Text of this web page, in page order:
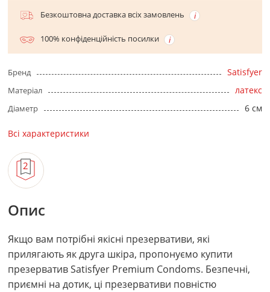
Безкоштовна доставка всіх замовлень
100% конфіденційність посилки
Бренд Satisfyer
Матеріал латекс
Діаметр 6 см
Всі характеристики
Опис
Якщо вам потрібні якісні презервативи, які
прилягають як друга шкіра, пропонуємо купити
презерватив Satisfyer Premium Condoms. Безпечні,
приємні на дотик, ці презервативи повністю